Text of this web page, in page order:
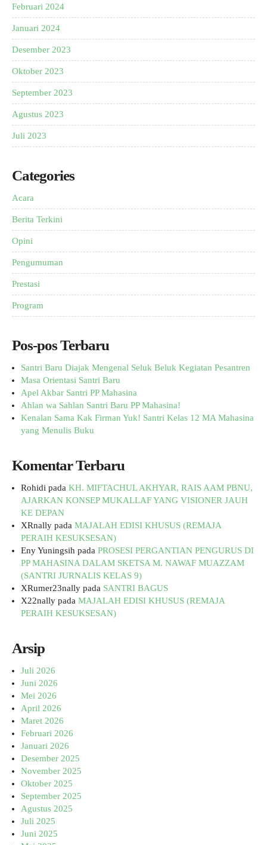
Februari 2024
Januari 2024
Desember 2023
Oktober 2023
September 2023
Agustus 2023
Juli 2023
Categories
Acara
Berita Terkini
Opini
Pengumuman
Prestasi
Program
Pos-pos Terbaru
Santri Baru Diajak Mengenal Seluk Beluk Kegiatan Pesantren
Masa Orientasi Santri Baru
Apel Akbar Santri PP Mahasina
Ahlan wa Sahlan Santri Baru PP Mahasina!
Kenalan Sama Kak Firman Yuk! Santri Kelas 12 MA Mahasina
yang Menulis Buku
Komentar Terbaru
Rohidi pada KH. MIFTACHUL AKHYAR, RAIS AAM PBNU,
AJARKAN KONSEP MUKALLAF YANG VISIONER JAUH
KE DEPAN
XRnally pada MAJALAH EDISI KHUSUS (REMAJA
PERAIH KESUKSESAN)
Eny Yuningsih pada PROSESI PERGANTIAN PENGURUS DI
PP MAHASINA DALAM SKETSA M. NAWAF MUAZZAM
(SANTRI JURNALIS KELAS 9)
XRumer23nally pada SANTRI BAGUS
X22nally pada MAJALAH EDISI KHUSUS (REMAJA
PERAIH KESUKSESAN)
Arsip
Juli 2026
Juni 2026
Mei 2026
April 2026
Maret 2026
Februari 2026
Januari 2026
Desember 2025
November 2025
Oktober 2025
September 2025
Agustus 2025
Juli 2025
Juni 2025